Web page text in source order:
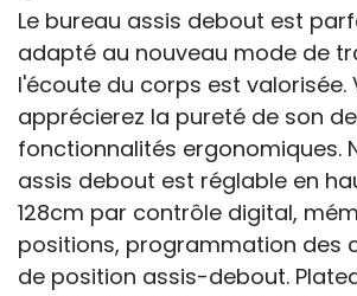
Le bureau assis debout est
adapté au nouveau mode de
l'écoute du corps est valorisée.
apprécierez la pureté de son
fonctionnalités ergonomiques.
assis debout est réglable en
128cm par contrôle digital,
positions, programmation des
de position assis-debout.